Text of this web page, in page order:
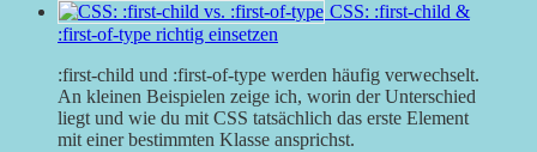
CSS: :first-child &
:first-of-type richtig einsetzen
:first-child und :first-of-type werden häufig verwechselt.
An kleinen Beispielen zeige ich, worin der Unterschied
liegt und wie du mit CSS tatsächlich das erste Element
mit einer bestimmten Klasse ansprichst.